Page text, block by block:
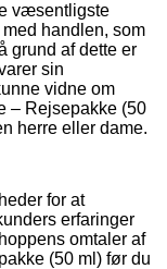
væsentligste
handlen, som
grund af dette er
sin
vidne om
– Rejsepakke (50
herre eller dame.
for at
erfaringer
omtaler af
(50 ml) før du